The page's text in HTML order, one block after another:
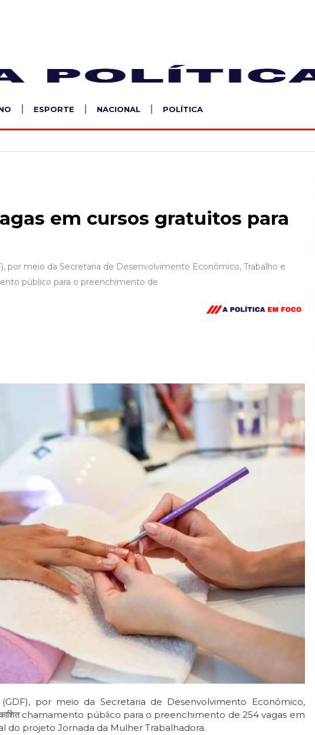
ESPORTE NACIONAL POLÍTICA
em cursos gratuitos para
por meio da Secretaria de Desenvolvimento Econômico, Trabalho e
público para o preenchimento de
por meio da Secretaria de Desenvolvimento Econômico,
chamamento público para o preenchimento de 254 vagas em
do projeto Jornada da Mulher Trabalhadora.